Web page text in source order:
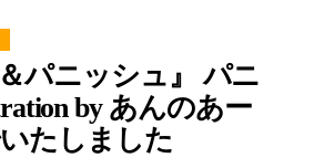
パニッシュ』 パニ
by あんのあー
たしました